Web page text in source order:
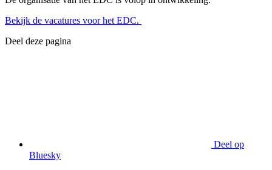
Bekijk de vacatures voor het EDC.
Deel deze pagina
Deel op
Bluesky